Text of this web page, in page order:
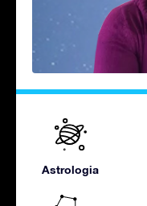
Astrologia